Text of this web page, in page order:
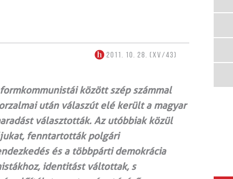
2011. 10. 28. (XV/43)
között szép számmal
után válaszút elé került a magyar
választották. Az utóbbiak közül
fenntartották polgári
és a többpárti demokrácia
identitást váltottak, s